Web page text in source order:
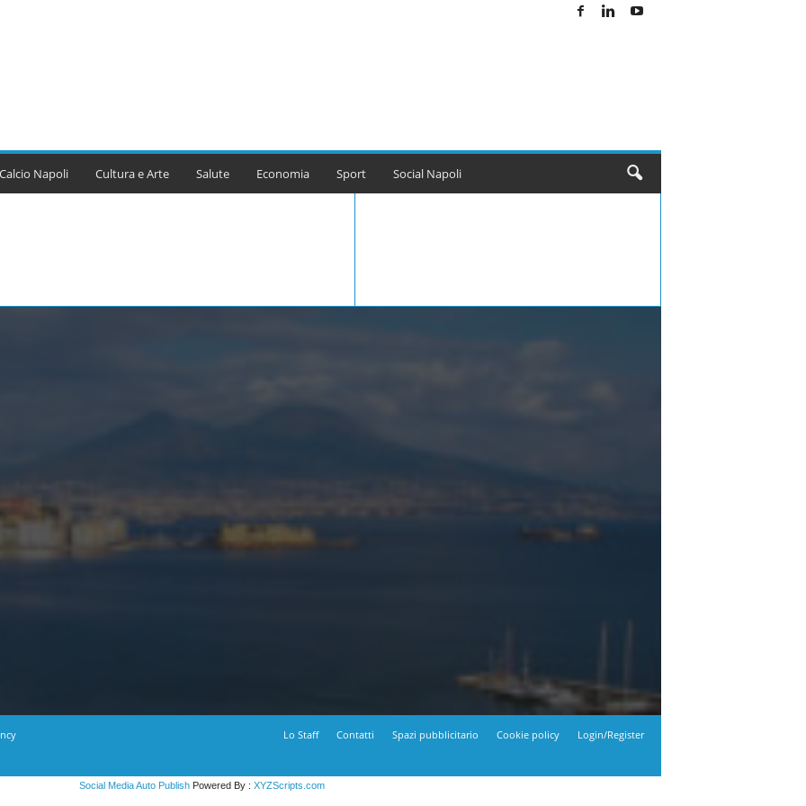
Calcio Napoli Cultura e Arte Salute Economia Sport Social Napoli
Lo Staff Contatti Spazi pubblicitario Cookie policy Login/Register
Social Media Auto PublishPowered By : XYZScripts.com